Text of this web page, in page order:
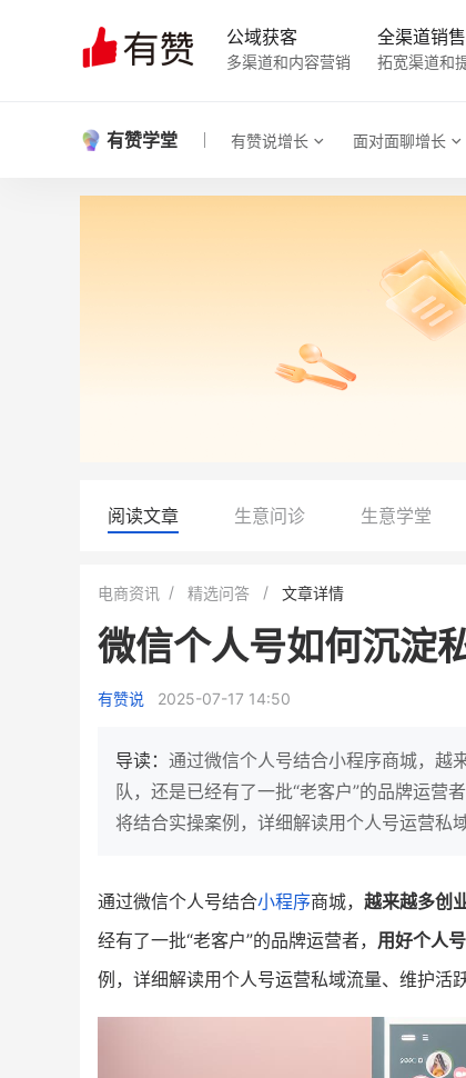
公域获客
多渠道和内容营销
全渠道销售
拓宽渠道和
有赞学堂 有赞说增长 面对面聊增长
阅读文章 生意问诊 生意学堂
电商资讯 精选问答 文章详情
微信个人号如何沉淀
有赞说 2025-07-17 14:50
导读： 通过微信个人号结合小程序商城，越
队，还是已经有了一批“老客户”的品牌运营
将结合实操案例，详细解读用个人号运营私
通过微信个人号结合小程序商城， 越来越多创
经有了一批“老客户”的品牌运营者， 用好个人
例，详细解读用个人号运营私域流量、维护活
白帝牛奶旗舰店
900 万
私域样本打法！新希望白帝乳业
靠企业微信实现销售额翻 8 倍！
查看详情
80% +
三只松鼠旗下的网红
牌，22天便拿下类目第
查看详情